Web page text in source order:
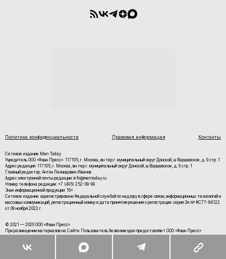
Политика конфиденциальности Правовая информация Контакты
Сетевое издание Men Today
Учредитель ООО «Фэшн Пресс»: 117105, г. Москва, вн.тер.г. муниципальный округ Донской, ш Варшавское, д. 9 стр. 1
Адрес редакции: 117105, г. Москва, вн.тер.г. муниципальный округ Донской, ш Варшавское, д. 9 стр. 1
Главный редактор: Антон Леонидович Иванов
Адрес электронной почты редакции: info@mentoday.ru
Номер телефона редакции: +7 (495) 252-09-99
Знак информационной продукции: 16+
Cетевое издание зарегистрировано Федеральной службой по надзору в сфере связи, информационных технологий и
массовых коммуникаций, регистрационный номер и дата принятия решения о регистрации: серия Эл № ФС77-84122
от 09 ноября 2022 г.
© 2021 — 2026 ООО «Фэшн Пресс»
При размещении материалов на Сайте Пользователь безвозмездно предоставляет ООО «Фэшн Пресс»
произведений, а также на демонстрацию материалов и доведение их до всеобщего сведения.